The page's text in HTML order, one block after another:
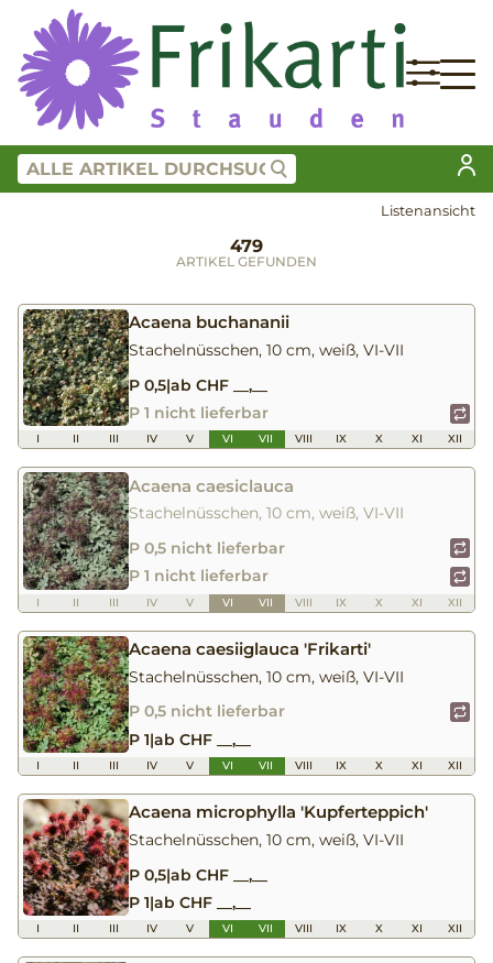
Listenansicht
479
ARTIKEL GEFUNDEN
Acaena buchananii
Stachelnüsschen, 10 cm, weiß, VI-VII
P 0,5|ab CHF __,__
P 1 nicht lieferbar
I II III IV V VI VII VIII IX X XI XII
Acaena caesiclauca
Stachelnüsschen, 10 cm, weiß, VI-VII
P 0,5 nicht lieferbar
P 1 nicht lieferbar
I II III IV V VI VII VIII IX X XI XII
Acaena caesiiglauca 'Frikarti'
Stachelnüsschen, 10 cm, weiß, VI-VII
P 0,5 nicht lieferbar
P 1|ab CHF __,__
I II III IV V VI VII VIII IX X XI XII
Acaena microphylla 'Kupferteppich'
Stachelnüsschen, 10 cm, weiß, VI-VII
P 0,5|ab CHF __,__
P 1|ab CHF __,__
I II III IV V VI VII VIII IX X XI XII